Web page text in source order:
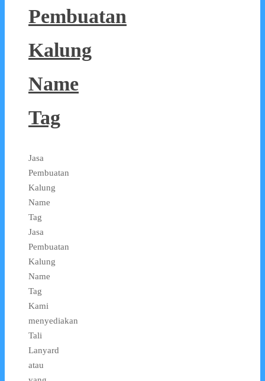
Pembuatan
Kalung
Name
Tag
Jasa
Pembuatan
Kalung
Name
Tag
Jasa
Pembuatan
Kalung
Name
Tag
Kami
menyediakan
Tali
Lanyard
atau